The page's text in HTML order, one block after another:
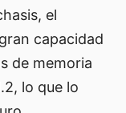
el
capacidad
de memoria
lo que lo